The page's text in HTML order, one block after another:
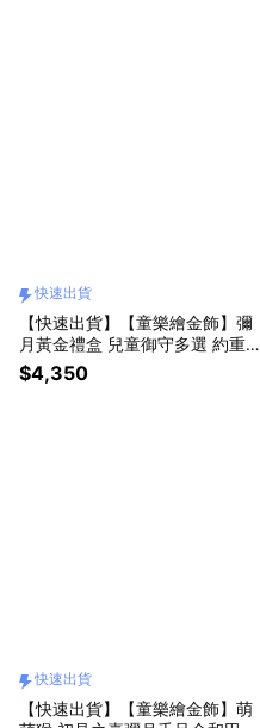
快速出貨
【快速出貨】【童樂繪金飾】彌
月黃金禮盒 兒童御守多選 約重0.
1錢 (999純金 滿月)
$4,350
快速出貨
【快速出貨】【童樂繪金飾】萌